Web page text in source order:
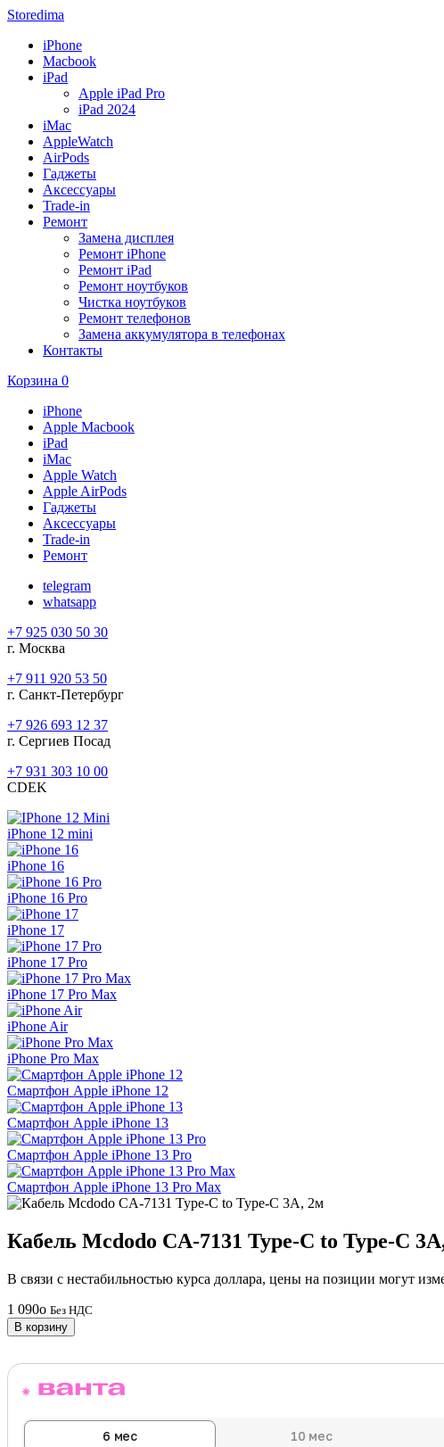
Storedima
iPhone
Macbook
iPad
Apple iPad Pro
iPad 2024
iMac
AppleWatch
AirPods
Гаджеты
Аксессуары
Trade-in
Ремонт
Замена дисплея
Ремонт iPhone
Ремонт iPad
Ремонт ноутбуков
Чистка ноутбуков
Ремонт телефонов
Замена аккумулятора в телефонах
Контакты
Корзина 0
iPhone
Apple Macbook
iPad
iMac
Apple Watch
Apple AirPods
Гаджеты
Аксессуары
Trade-in
Ремонт
telegram
whatsapp
+7 925 030 50 30
г. Москва
+7 911 920 53 50
г. Санкт-Петербург
+7 926 693 12 37
г. Сергиев Посад
+7 931 303 10 00
CDEK
iPhone 12 mini
iPhone 16
iPhone 16 Pro
iPhone 17
iPhone 17 Pro
iPhone 17 Pro Max
iPhone Air
iPhone Pro Max
Смартфон Apple iPhone 12
Смартфон Apple iPhone 13
Смартфон Apple iPhone 13 Pro
Смартфон Apple iPhone 13 Pro Max
Кабель Mcdodo СA-7131 Type-C to Type-C
В связи с нестабильностью курса доллара, цены на позиции могут
1 090o Без НДС
В корзину
6 мес 10 мес